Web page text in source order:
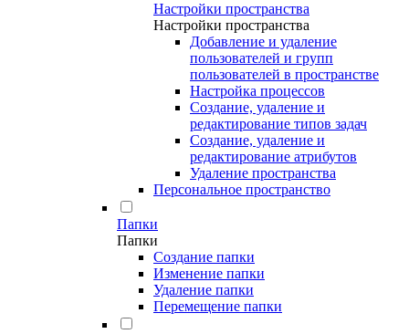
Настройки пространства
Настройки пространства
Добавление и удаление
пользователей и групп
пользователей в пространстве
Настройка процессов
Создание, удаление и
редактирование типов задач
Создание, удаление и
редактирование атрибутов
Удаление пространства
Персональное пространство
Папки
Папки
Создание папки
Изменение папки
Удаление папки
Перемещение папки